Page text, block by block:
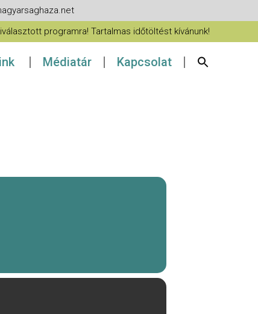
programra! Tartalmas időtöltést kívánunk!
Médiatár Kapcsolat